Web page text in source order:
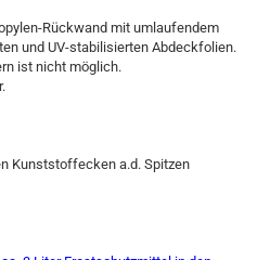
Rückwand mit umlaufendem
und UV-stabilisierten Abdeckfolien.
ist nicht möglich.
Kunststoffecken a.d. Spitzen